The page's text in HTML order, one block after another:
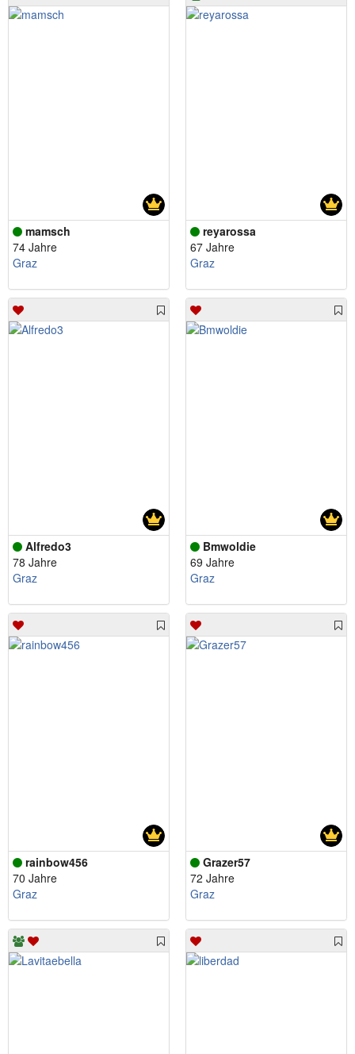
mamsch
74 Jahre
Graz
reyarossa
67 Jahre
Graz
Alfredo3
78 Jahre
Graz
Bmwoldie
69 Jahre
Graz
rainbow456
70 Jahre
Graz
Grazer57
72 Jahre
Graz